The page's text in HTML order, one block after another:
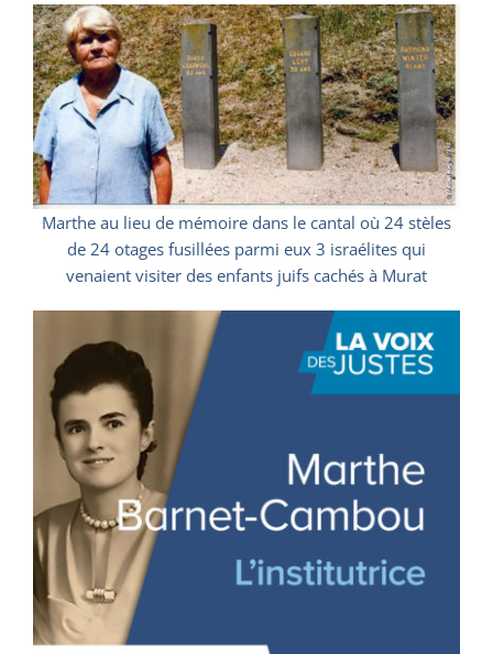
Marthe au lieu de mémoire dans le cantal où 24 stèles
de 24 otages fusillées parmi eux 3 israélites qui
venaient visiter des enfants juifs cachés à Murat